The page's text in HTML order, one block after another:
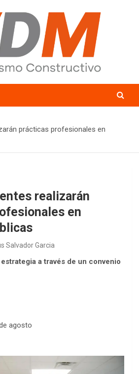
prácticas profesionales en
realizarán
en
Salvador Garcia
a través de un convenio
agosto